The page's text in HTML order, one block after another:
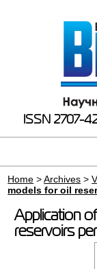
ISSN 2707-
Home >Archives >
models for oil
Application
reservoirs